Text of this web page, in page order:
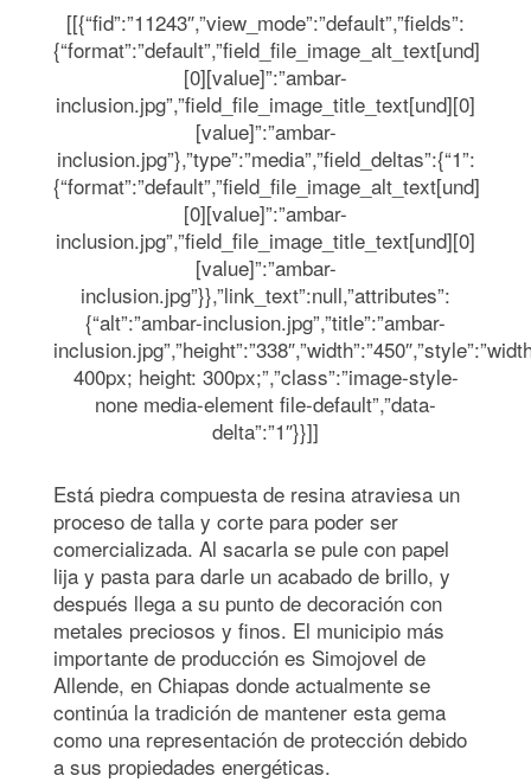
[[{“fid”:”11243″,”view_mode”:”default”,”fields”:
{“format”:”default”,”field_file_image_alt_text[und]
[0][value]”:”ambar-
inclusion.jpg”,”field_file_image_title_text[und][0]
[value]”:”ambar-
inclusion.jpg”},”type”:”media”,”field_deltas”:{“1”:
{“format”:”default”,”field_file_image_alt_text[und]
[0][value]”:”ambar-
inclusion.jpg”,”field_file_image_title_text[und][0]
[value]”:”ambar-
inclusion.jpg”}},”link_text”:null,”attributes”:
{“alt”:”ambar-inclusion.jpg”,”title”:”ambar-
400px; height: 300px;”,”class”:”image-style-
none media-element file-default”,”data-
delta”:”1″}}]]
Está piedra compuesta de resina atraviesa un
proceso de talla y corte para poder ser
comercializada. Al sacarla se pule con papel
lija y pasta para darle un acabado de brillo, y
después llega a su punto de decoración con
metales preciosos y finos. El municipio más
importante de producción es Simojovel de
Allende, en Chiapas donde actualmente se
continúa la tradición de mantener esta gema
como una representación de protección debido
a sus propiedades energéticas.